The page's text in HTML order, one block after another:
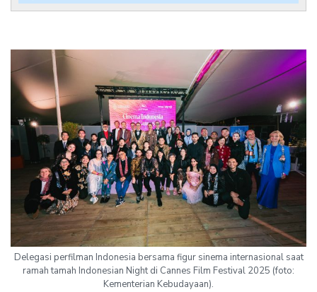
Delegasi perfilman Indonesia bersama figur sinema internasional saat
ramah tamah Indonesian Night di Cannes Film Festival 2025 (foto:
Kementerian Kebudayaan).